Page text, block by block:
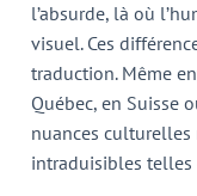
l’absurde, là où
visuel. Ces
traduction. Même
Québec, en Suisse
nuances culturelles
intraduisibles telles